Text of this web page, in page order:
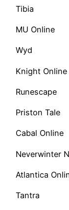
Tibia
MU Online
Wyd
Knight Online
Runescape
Priston Tale
Cabal Online
Neverwinter
Atlantica
Tantra